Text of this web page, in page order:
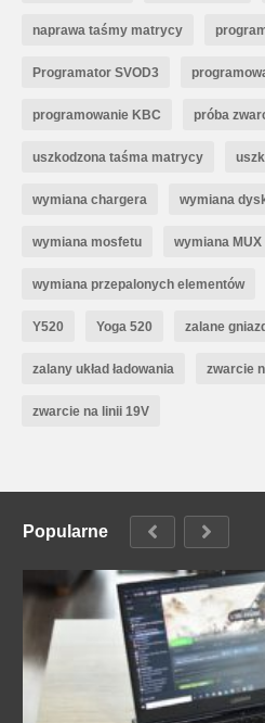
naprawa taśmy matrycy
Programator SVOD3
programowanie KBC próba
uszkodzona taśma matrycy
wymiana chargera wymiana
wymiana mosfetu wymiana MUX
wymiana przepalonych elementów
Y520 Yoga 520 zalane
zalany układ ładowania zwarcie
zwarcie na linii 19V
Popularne